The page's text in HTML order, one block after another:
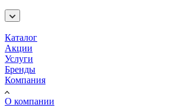
Каталог
Акции
Услуги
Бренды
Компания
О компании